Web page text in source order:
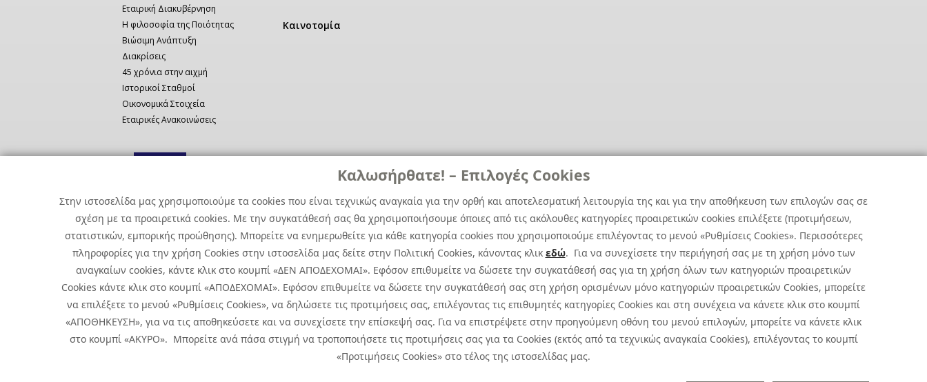
Καλωσήρθατε! – Επιλογές Cookies
Στην ιστοσελίδα μας χρησιμοποιούμε τα cookies που είναι τεχνικώς αναγκαία για την ορθή και αποτελεσματική λειτουργία της και για την αποθήκευση των επιλογών σας σε
σχέση με τα προαιρετικά cookies. Με την συγκατάθεσή σας θα χρησιμοποιήσουμε όποιες από τις ακόλουθες κατηγορίες προαιρετικών cookies επιλέξετε (προτιμήσεων,
στατιστικών, εμπορικής προώθησης). Μπορείτε να ενημερωθείτε για κάθε κατηγορία cookies που χρησιμοποιούμε επιλέγοντας το μενού «Ρυθμίσεις Cookies». Περισσότερες
πληροφορίες για την χρήση Cookies στην ιστοσελίδα μας δείτε στην Πολιτική Cookies, κάνοντας κλικ εδώ. Για να συνεχίσετε την περιήγησή σας με τη χρήση μόνο των
αναγκαίων cookies, κάντε κλικ στο κουμπί «ΔΕΝ ΑΠΟΔΕΧΟΜΑΙ». Εφόσον επιθυμείτε να δώσετε την συγκατάθεσή σας για τη χρήση όλων των κατηγοριών προαιρετικών
Cookies κάντε κλικ στο κουμπί «ΑΠΟΔΕΧΟΜΑΙ». Εφόσον επιθυμείτε να δώσετε την συγκατάθεσή σας στη χρήση ορισμένων μόνο κατηγοριών προαιρετικών Cookies, μπορείτε
να επιλέξετε το μενού «Ρυθμίσεις Cookies», να δηλώσετε τις προτιμήσεις σας, επιλέγοντας τις επιθυμητές κατηγορίες Cookies και στη συνέχεια να κάνετε κλικ στο κουμπί
«ΑΠΟΘΗΚΕΥΣΗ», για να τις αποθηκεύσετε και να συνεχίσετε την επίσκεψή σας. Για να επιστρέψετε στην προηγούμενη οθόνη του μενού επιλογών, μπορείτε να κάνετε κλικ
στο κουμπί «ΑΚΥΡΟ». Μπορείτε ανά πάσα στιγμή να τροποποιήσετε τις προτιμήσεις σας για τα Cookies (εκτός από τα τεχνικώς αναγκαία Cookies), επιλέγοντας το κουμπί
«Προτιμήσεις Cookies» στο τέλος της ιστοσελίδας μας.
Εταιρική Διακυβέρνηση
Η φιλοσοφία της Ποιότητας
Βιώσιμη Ανάπτυξη
Διακρίσεις
45 χρόνια στην αιχμή
Ιστορικοί Σταθμοί
Οικονομικά Στοιχεία
Εταιρικές Ανακοινώσεις
Καινοτομία
Copyright © 2026 Infoquest.gr Με επιφύλαξη κάθε νόμιμου δικαιώματος. Πολιτική Cookies Προτιμήσεις Cookies| Όροι Χρήσης
Πολιτική Απορρήτου: Για να ενημερωθείτε σχετικά με την επεξεργασία προσωπικών δεδομένων πατήστε
Ειδική Δήλωση CCTV| Ειδική Δήλωση Απορρήτου Υποβολής Αναφορών